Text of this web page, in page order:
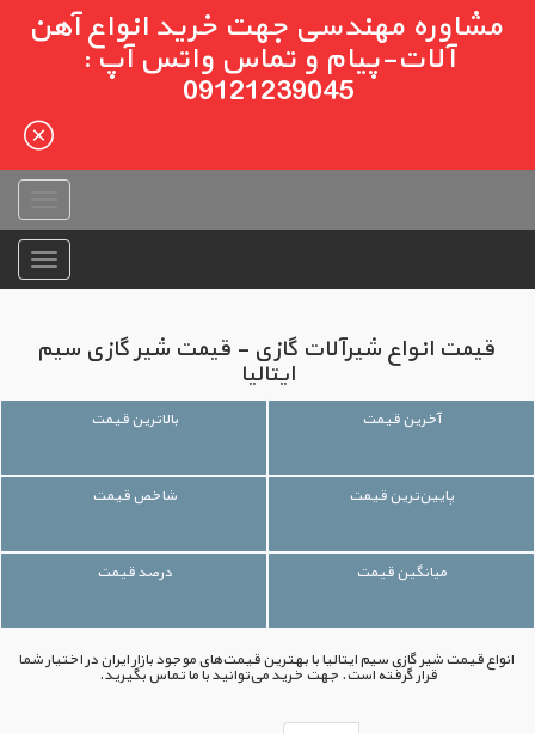
مشاوره مهندسی جهت خرید انواع آهن
آلات-پیام و تماس واتس آپ :
09121239045
قیمت انواع شیرآلات گازی - قیمت شیر گازی سیم
ایتالیا
آخرین قیمت بالاترین قیمت
پایین‌ترین قیمت شاخص قیمت
میانگین قیمت درصد قیمت
انواع قیمت شیر گازی سیم ایتالیا با بهترین قیمت‌های موجود بازار ایران در اختیار شما
قرار گرفته است. جهت خرید می‌توانید با ما تماس بگیرید.